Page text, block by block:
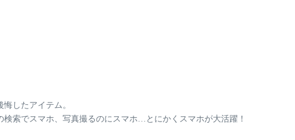
悔したアイテム。
索でスマホ、写真撮るのにスマホ…とにかくスマホが大活躍！